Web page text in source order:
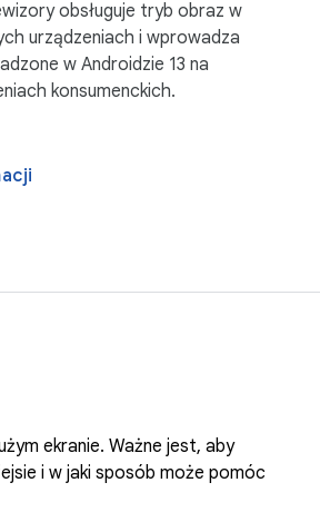
obsługuje tryb obraz w
urządzeniach i wprowadza
w Androidzie 13 na
konsumenckich.
ekranie. Ważne jest, aby
i w jaki sposób może pomóc